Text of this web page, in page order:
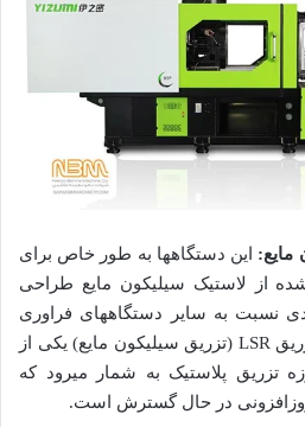
مایع: این دستگاه­ها به طور خاص برای
از لاستیک سیلیکون مایع طراحی
نسبت به سایر دستگاه­های فراوری
لاستیک دارند. فرایند تزریق LSR (تزریق سیلیکون مایع) یکی از
تزریق پلاستیک به شمار می­رود که
در حال گسترش است.